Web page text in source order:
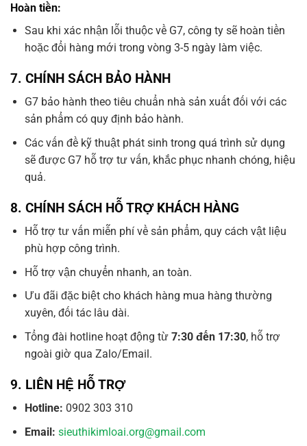
Hoàn tiền:
Sau khi xác nhận lỗi thuộc về G7, công ty sẽ hoàn tiền
hoặc đổi hàng mới trong vòng 3-5 ngày làm việc.
7. CHÍNH SÁCH BẢO HÀNH
G7 bảo hành theo tiêu chuẩn nhà sản xuất đối với các
sản phẩm có quy định bảo hành.
Các vấn đề kỹ thuật phát sinh trong quá trình sử dụng
sẽ được G7 hỗ trợ tư vấn, khắc phục nhanh chóng, hiệu
quả.
8. CHÍNH SÁCH HỖ TRỢ KHÁCH HÀNG
Hỗ trợ tư vấn miễn phí về sản phẩm, quy cách vật liệu
phù hợp công trình.
Hỗ trợ vận chuyển nhanh, an toàn.
Ưu đãi đặc biệt cho khách hàng mua hàng thường
xuyên, đối tác lâu dài.
Tổng đài hotline hoạt động từ 7:30 đến 17:30, hỗ trợ
ngoài giờ qua Zalo/Email.
9. LIÊN HỆ HỖ TRỢ
Hotline: 0902 303 310
Email: sieuthikimloai.org@gmail.com